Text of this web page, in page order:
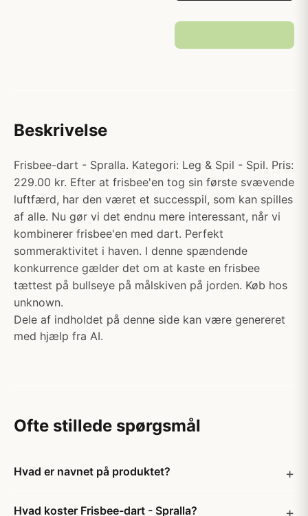
Beskrivelse
Frisbee-dart - Spralla. Kategori: Leg & Spil - Spil. Pris:
229.00 kr. Efter at frisbee'en tog sin første svævende
luftfærd, har den været et successpil, som kan spilles
af alle. Nu gør vi det endnu mere interessant, når vi
kombinerer frisbee'en med dart. Perfekt
sommeraktivitet i haven. I denne spændende
konkurrence gælder det om at kaste en frisbee
tættest på bullseye på målskiven på jorden. Køb hos
unknown.
Dele af indholdet på denne side kan være genereret
med hjælp fra AI.
Ofte stillede spørgsmål
Hvad er navnet på produktet?
Hvad koster Frisbee-dart - Spralla?